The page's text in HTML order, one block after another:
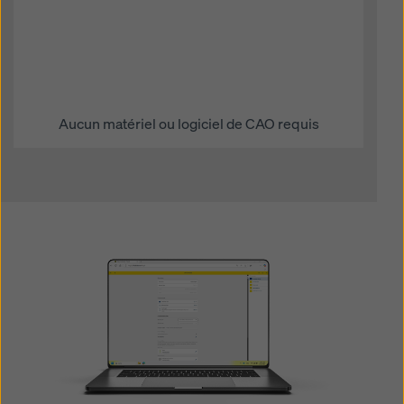
Aucun matériel ou logiciel de CAO requis